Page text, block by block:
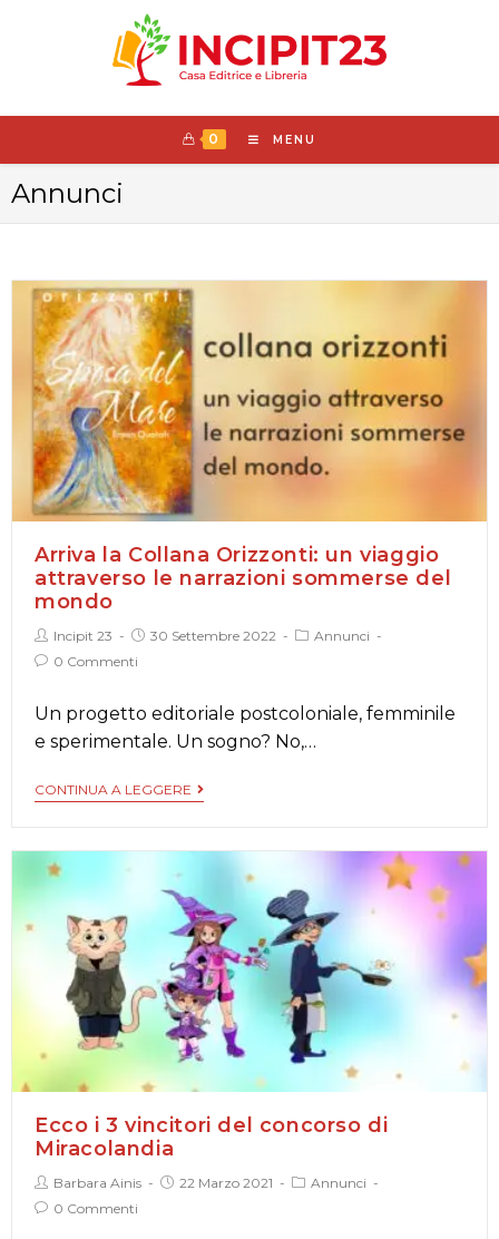
0 MENU
Annunci
Arriva la Collana Orizzonti: un viaggio
attraverso le narrazioni sommerse del
mondo
Incipit 23 30 Settembre 2022
Annunci
0 Commenti
Un progetto editoriale postcoloniale, femminile
e sperimentale. Un sogno? No,…
CONTINUA A LEGGERE
Ecco i 3 vincitori del concorso di
Miracolandia
Barbara Ainis 22 Marzo 2021
Annunci
0 Commenti